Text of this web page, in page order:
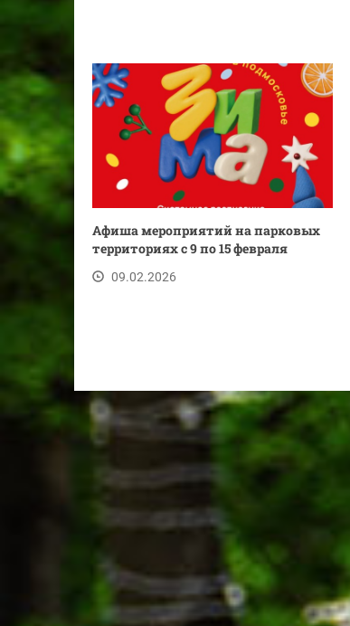
Афиша мероприятий на парковых
территориях с 9 по 15 февраля
09.02.2026